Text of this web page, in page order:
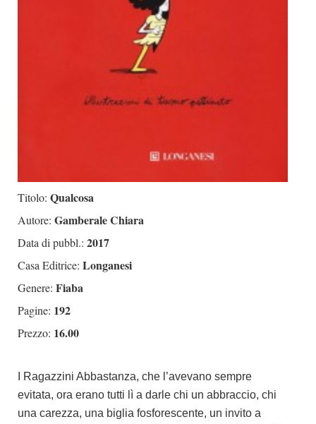
Titolo: Qualcosa
Autore: Gamberale Chiara
Data di pubbl.: 2017
Casa Editrice: Longanesi
Genere: Fiaba
Pagine: 192
Prezzo: 16.00
Ragazzini Abbastanza, che l’avevano sempre
evitata, ora erano tutti lì a darle chi un abbraccio, chi
una carezza, una biglia fosforescente, un invito a